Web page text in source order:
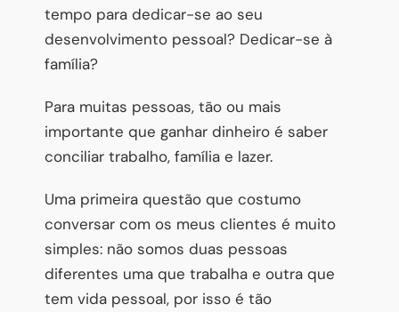
tempo para dedicar-se ao seu
desenvolvimento pessoal? Dedicar-se à
família?
Para muitas pessoas, tão ou mais
importante que ganhar dinheiro é saber
conciliar trabalho, família e lazer.
Uma primeira questão que costumo
conversar com os meus clientes é muito
simples: não somos duas pessoas
diferentes uma que trabalha e outra que
tem vida pessoal, por isso é tão